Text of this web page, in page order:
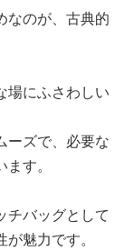
なのが、古典的
場にふさわしい
ーズで、必要な
す。
チバッグとして
魅力です。